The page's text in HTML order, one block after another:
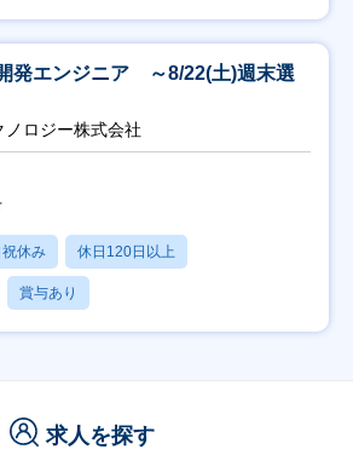
発エンジニア ～8/22(土)週末選
ロジー株式会社
休み 休日120日以上
賞与あり
求人を探す